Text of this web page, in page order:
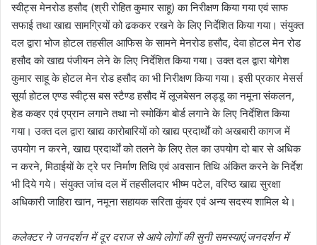
स्वीट्स मेनरोड हसौद (श्री रोहित कुमार साहू) का निरीक्षण किया गया एवं साफ
सफाई तथा खाद्य सामग्रियों को ढककर रखने के लिए निर्देशित किया गया। संयुक्त
दल द्वारा भोज होटल तहसील आफिस के सामने मेनरोड हसौद, देवा होटल मेन रोड
हसौद को खाद्य पंजीयन लेने के लिए निर्देशित किया गया। उक्त दल द्वारा योगेश
कुमार साहू के होटल मेन रोड हसौद का भी निरीक्षण किया गया। इसी प्रकार मेसर्स
सूर्या होटल एण्ड स्वीट्स बस स्टैण्ड हसौद में लूजबेसन लड्डू का नमूना संकलन,
हेड कव्हर एवं एप्रान लगाने तथा नो स्मोकिंग बोर्ड लगाने के लिए निर्देशित किया
गया। उक्त दल द्वारा खाद्य कारोबारियों को खाद्य प्रदार्थाें को अखबारी कागज में
उपयोग न करने, खाद्य प्रदार्थाें को तलने के लिए तेल का उपयोग दो बार से अधिक
न करने, मिठाईयों के ट्रे पर निर्माण तिथि एवं अवसान तिथि अंकित करने के निर्देश
भी दिये गये। संयुक्त जांच दल में तहसीलदार भीष्म पटेल, वरिष्ठ खाद्य सुरक्षा
अधिकारी जाहिरा खान, नमूना सहायक सरिता कुंवर एवं अन्य सदस्य शामिल थे।
कलेक्टर ने जनदर्शन में दूर दराज से आये लोगों की सुनी समस्याएं,जनदर्शन में